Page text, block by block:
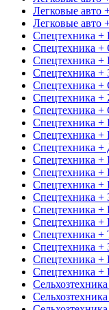
Легковые авто
Легковые авто
Спецтехника +
Спецтехника +
Спецтехника +
Спецтехника +
Спецтехника +
Спецтехника +
Спецтехника +
Спецтехника +
Спецтехника +
Спецтехника +
Спецтехника +
Спецтехника +
Спецтехника +
Спецтехника +
Спецтехника +
Спецтехника +
Спецтехника +
Спецтехника +
Спецтехника +
Спецтехника +